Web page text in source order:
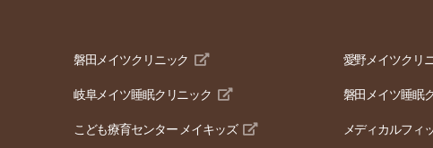
磐田メイツクリニック 愛野メイツクリ
岐阜メイツ睡眠クリニック 磐田メイツ睡眠
こども療育センター メイキッズ メディカルフィ